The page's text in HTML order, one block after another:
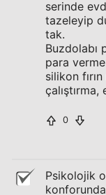
serinde
tazeleyip
tak.
Buzdolabı
para
silikon
0
Psikolojik